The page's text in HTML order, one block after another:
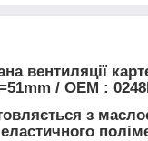
вентиляції
/ OEM :
з